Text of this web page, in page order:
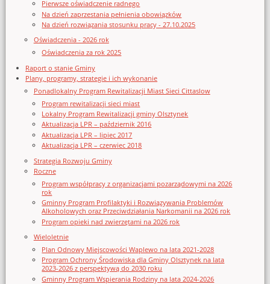
Pierwsze oświadczenie radnego
Na dzień zaprzestania pełnienia obowiązków
Na dzień rozwiązania stosunku pracy - 27.10.2025
Oświadczenia - 2026 rok
Oświadczenia za rok 2025
Raport o stanie Gminy
Plany, programy, strategie i ich wykonanie
Ponadlokalny Program Rewitalizacji Miast Sieci Cittaslow
Program rewitalizacji sieci miast
Lokalny Program Rewitalizacji gminy Olsztynek
Aktualizacja LPR – październik 2016
Aktualizacja LPR – lipiec 2017
Aktualizacja LPR – czerwiec 2018
Strategia Rozwoju Gminy
Roczne
Program współpracy z organizacjami pozarządowymi na 2026
rok
Gminny Program Profilaktyki i Rozwiązywania Problemów
Alkoholowych oraz Przeciwdziałania Narkomanii na 2026 rok
Program opieki nad zwierzętami na 2026 rok
Wieloletnie
Plan Odnowy Miejscowości Waplewo na lata 2021-2028
Program Ochrony Środowiska dla Gminy Olsztynek na lata
2023-2026 z perspektywą do 2030 roku
Gminny Program Wspierania Rodziny na lata 2024-2026